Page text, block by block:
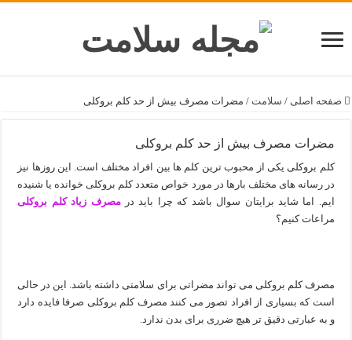
صفحه اصلی / سلامت / مضرات مصرف بیش از حد کلم بروکلی
مضرات مصرف بیش از حد کلم بروکلی
کلم بروکلی یکی از محبوب ترین کلم ها بین افراد مختلف است. این روزها نیز
در رسانه های مختلف بارها در مورد خواص متعدد کلم بروکلی خوانده یا شنیده
ایم. اما شاید برایتان سوال باشد که چرا باید درمصرف زیاد کلم بروکلی
مراعات کنیم؟
مصرف کلم بروکلی می تواند مضراتی برای سلامتی داشته باشد. این در حالی
است که بسیاری از افراد تصور می کنند مصرف کلم بروکلی صرفا فایده دارد
و به عبارتی دقیق تر هیچ ضرری برای بدن ندارد.